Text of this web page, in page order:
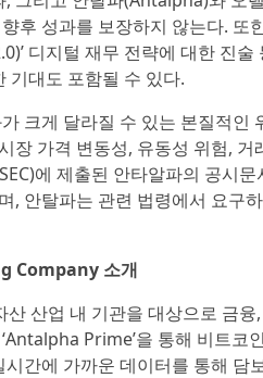
후 성과를 보장하지 않는다.
디지털 재무 전략에 대한 진
기대도 포함될 수 있다.
크게 달라질 수 있는 본질적
장 가격 변동성, 유동성 위험,
에 제출된 안타알파의 공시
, 안탈파는 관련 법령에서 요구
Company 소개
산업 내 기관을 대상으로 금
Prime’을 통해 비트
시간에 가까운 데이터를 통해